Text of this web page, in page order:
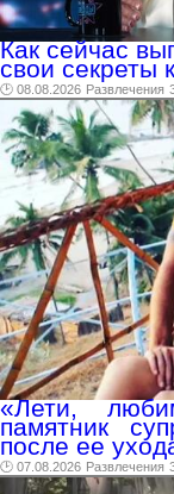
Как сейчас
свои секреты
🕑 08.08.2026 Развлечения
«Лети,
памятник
после ее
🕑 07.08.2026 Развлечения